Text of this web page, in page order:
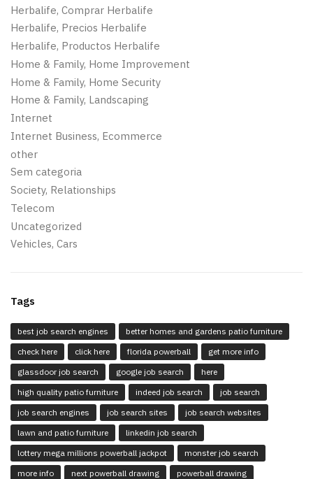
Herbalife, Comprar Herbalife
Herbalife, Precios Herbalife
Herbalife, Productos Herbalife
Home & Family, Home Improvement
Home & Family, Home Security
Home & Family, Landscaping
Internet
Internet Business, Ecommerce
other
Sem categoria
Society, Relationships
Telecom
Uncategorized
Vehicles, Cars
Tags
best job search engines
better homes and gardens patio furniture
check here
click here florida powerball
get more info
glassdoor job search
google job search
here
high quality patio furniture
indeed job search
job search
job search engines
job search sites
job search websites
lawn and patio furniture
linkedin job search
lottery mega millions powerball jackpot
monster job search
more info
next powerball drawing
powerball drawing